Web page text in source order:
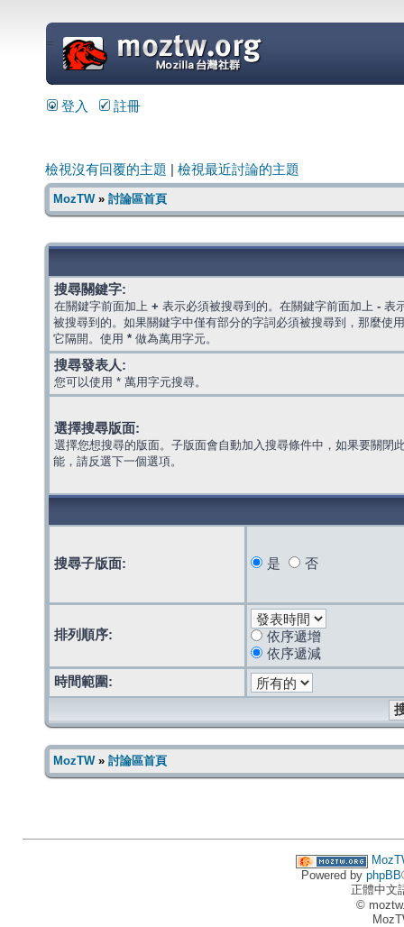
=
登入 註冊
檢視沒有回覆的主題 檢視最近討論的主題
MozTW» 討論區首頁
搜尋關鍵字:
在關鍵字前面加上 + 表示必須被搜尋到的。在關鍵字前面加上 - 表
被搜尋到的。如果關鍵字中僅有部分的字詞必須被搜尋到，那麼使
它隔開。使用 * 做為萬用字元。
搜尋發表人:
您可以使用 * 萬用字元搜尋。
選擇搜尋版面:
選擇您想搜尋的版面。子版面會自動加入搜尋條件中，如果要關閉
能，請反選下一個選項。
搜尋子版面: 是 否
排列順序:
依序遞增
依序遞減
時間範圍:
MozTW» 討論區首頁
Powered by phpBB
正體中文
©